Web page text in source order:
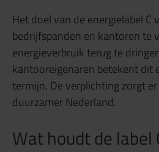
Het doel van de energielabel
bedrijfspanden en kantoren te
energieverbruik terug te
kantooreigenaren betekent dit
termijn. De verplichting zorgt
duurzamer Nederland.
Wat houdt de label